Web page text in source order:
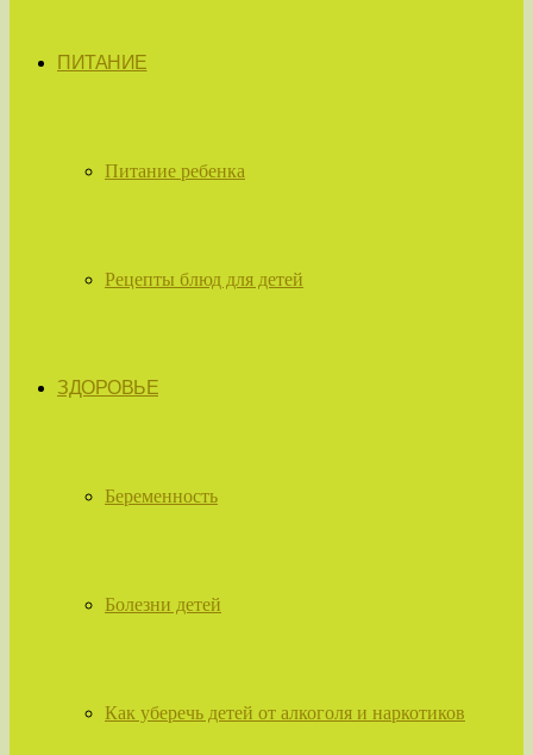
ПИТАНИЕ
Питание ребенка
Рецепты блюд для детей
ЗДОРОВЬЕ
Беременность
Болезни детей
Как уберечь детей от алкоголя и наркотиков